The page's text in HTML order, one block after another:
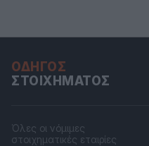
ΟΔΗΓΌΣ
ΣΤΟΙΧΉΜΑΤΟΣ
Όλες οι νόμιμες
στοιχηματικές εταιρίες